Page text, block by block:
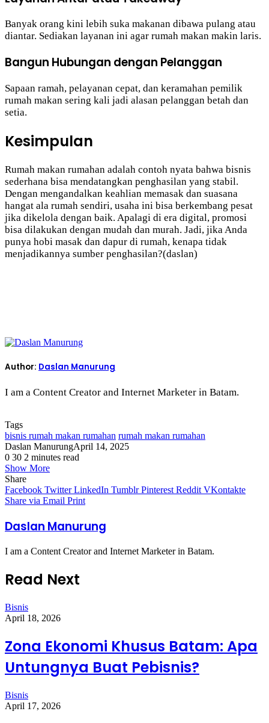
Banyak orang kini lebih suka makanan dibawa pulang atau
diantar. Sediakan layanan ini agar rumah makan makin laris.
Bangun Hubungan dengan Pelanggan
Sapaan ramah, pelayanan cepat, dan keramahan pemilik
rumah makan sering kali jadi alasan pelanggan betah dan
setia.
Kesimpulan
Rumah makan rumahan adalah contoh nyata bahwa bisnis
sederhana bisa mendatangkan penghasilan yang stabil.
Dengan mengandalkan keahlian memasak dan suasana
hangat ala rumah sendiri, usaha ini bisa berkembang pesat
jika dikelola dengan baik. Apalagi di era digital, promosi
bisa dilakukan dengan mudah dan murah. Jadi, jika Anda
punya hobi masak dan dapur di rumah, kenapa tidak
menjadikannya sumber penghasilan?(daslan)
Author: Daslan Manurung
I am a Content Creator and Internet Marketer in Batam.
Tags
bisnis rumah makan rumahan rumah makan rumahan
Daslan ManurungApril 14, 2025
0 30 2 minutes read
Show More
Share
Facebook Twitter LinkedIn Tumblr Pinterest Reddit VKontakte
Share via Email Print
Daslan Manurung
I am a Content Creator and Internet Marketer in Batam.
Read Next
Bisnis
April 18, 2026
Zona Ekonomi Khusus Batam: Apa
Untungnya Buat Pebisnis?
Bisnis
April 17, 2026